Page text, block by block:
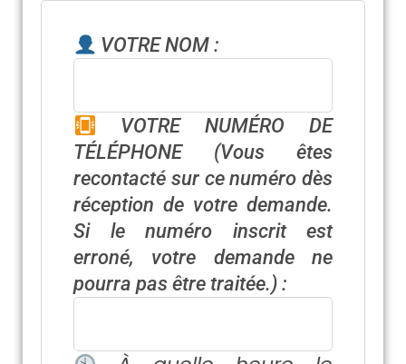
VOTRE NOM :
VOTRE NUMÉRO DE
TÉLÉPHONE (Vous êtes
recontacté sur ce numéro dès
réception de votre demande.
Si le numéro inscrit est
erroné, votre demande ne
pourra pas être traitée.) :